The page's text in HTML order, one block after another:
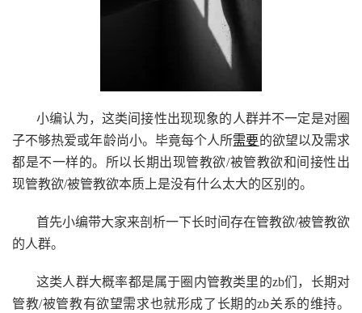
小编认为，这类间接性出现现象的人群并不一定是对圈
子不够热爱或年龄尚小。毕竟每个人所需要的欲望以及需求
都是不一样的。所以长期出现管教欲/被管教欲和间接性出
现管教欲/被管教欲本质上是没有什么太大的区别的。
首先小编带大家来剖析一下长时间存在管教欲/被管教欲
的人群。
这类人群大概率都是属于圈内管教类里的zb们，长期对
管教/被管教有欲望需求也就形成了长期的zb关系的维持。